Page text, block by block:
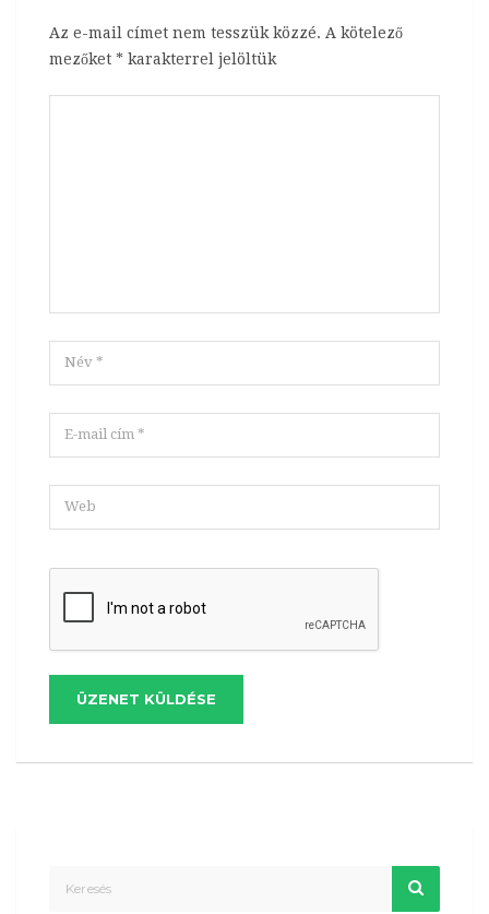
Az e-mail címet nem tesszük közzé. A kötelező
mezőket * karakterrel jelöltük
ÜZENET KÜLDÉSE